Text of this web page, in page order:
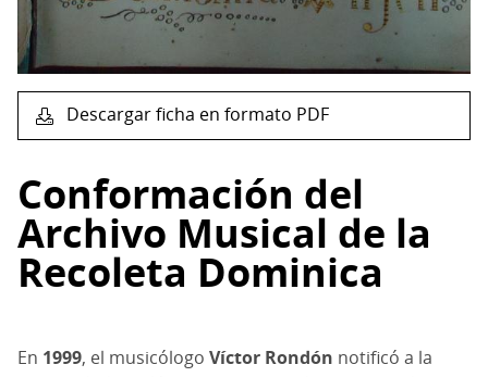
Descargar ficha en formato PDF
Conformación del
Archivo Musical de la
Recoleta Dominica
En 1999, el musicólogo Víctor Rondón notificó a la